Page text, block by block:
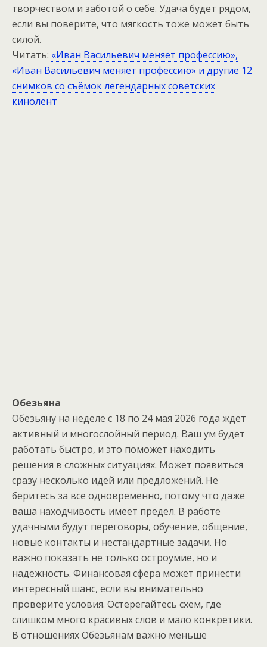
творчеством и заботой о себе. Удача будет рядом,
если вы поверите, что мягкость тоже может быть
силой.
Читать: «Иван Васильевич меняет профессию»,
«Иван Васильевич меняет профессию» и другие 12
снимков со съёмок легендарных советских
кинолент
Обезьяна
Обезьяну на неделе с 18 по 24 мая 2026 года ждет
активный и многослойный период. Ваш ум будет
работать быстро, и это поможет находить
решения в сложных ситуациях. Может появиться
сразу несколько идей или предложений. Не
беритесь за все одновременно, потому что даже
ваша находчивость имеет предел. В работе
удачными будут переговоры, обучение, общение,
новые контакты и нестандартные задачи. Но
важно показать не только остроумие, но и
надежность. Финансовая сфера может принести
интересный шанс, если вы внимательно
проверите условия. Остерегайтесь схем, где
слишком много красивых слов и мало конкретики.
В отношениях Обезьянам важно меньше